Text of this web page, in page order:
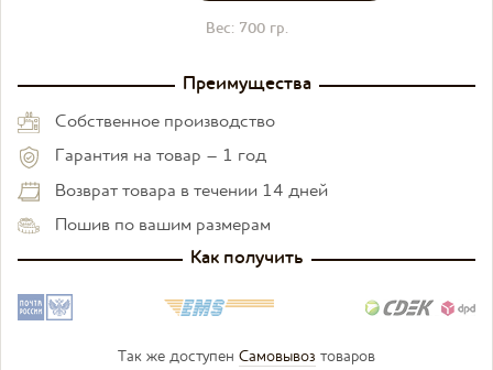
Вес: 700 гр.
Преимущества
Собственное производство
Гарантия на товар – 1 год
Возврат товара в течении 14 дней
Пошив по вашим размерам
Как получить
Так же доступен Самовывоз товаров